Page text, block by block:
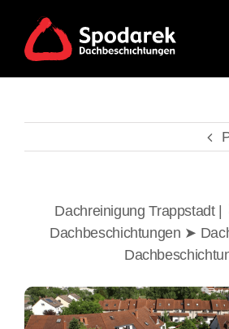
content
Dachreinigung Trappstadt |
Dachbeschichtungen ➤